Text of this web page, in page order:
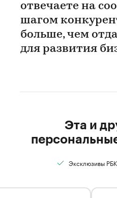
отвечаете на
шагом
больше, чем
для развития
Эта и
Эксклюзивы РБК